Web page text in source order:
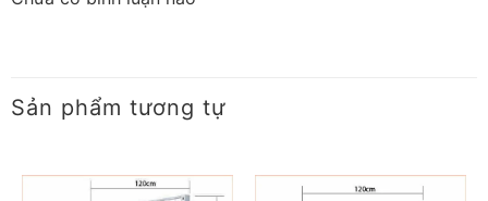
cao cho người sử dụng.
Sản phẩm tương tự